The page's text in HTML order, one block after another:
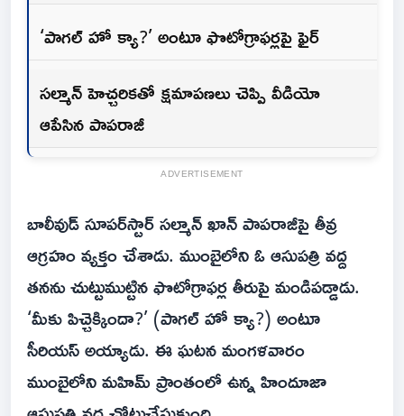
‘పాగల్ హో క్యా?’ అంటూ ఫొటోగ్రాఫర్లపై ఫైర్
సల్మాన్ హెచ్చరికతో క్షమాపణలు చెప్పి వీడియో
ఆపేసిన పాపరాజీ
ADVERTISEMENT
బాలీవుడ్ సూపర్‌స్టార్ సల్మాన్ ఖాన్ పాపరాజీపై తీవ్ర
ఆగ్రహం వ్యక్తం చేశాడు. ముంబైలోని ఓ ఆసుపత్రి వద్ద
తనను చుట్టుముట్టిన ఫొటోగ్రాఫర్ల తీరుపై మండిపడ్డాడు.
‘మీకు పిచ్చెక్కిందా?’ (పాగల్ హో క్యా?) అంటూ
సీరియస్ అయ్యాడు. ఈ ఘటన మంగళవారం
ముంబైలోని మహిమ్ ప్రాంతంలో ఉన్న హిందూజా